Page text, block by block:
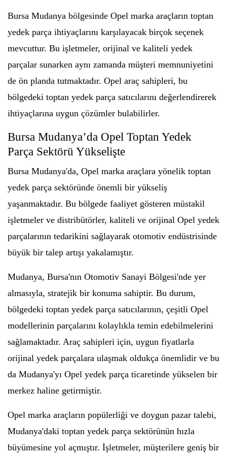
Bursa Mudanya bölgesinde Opel marka araçların toptan
yedek parça ihtiyaçlarını karşılayacak birçok seçenek
mevcuttur. Bu işletmeler, orijinal ve kaliteli yedek
parçalar sunarken aynı zamanda müşteri memnuniyetini
de ön planda tutmaktadır. Opel araç sahipleri, bu
bölgedeki toptan yedek parça satıcılarını değerlendirerek
ihtiyaçlarına uygun çözümler bulabilirler.
Bursa Mudanya’da Opel Toptan Yedek
Parça Sektörü Yükselişte
Bursa Mudanya'da, Opel marka araçlara yönelik toptan
yedek parça sektöründe önemli bir yükseliş
yaşanmaktadır. Bu bölgede faaliyet gösteren müstakil
işletmeler ve distribütörler, kaliteli ve orijinal Opel yedek
parçalarının tedarikini sağlayarak otomotiv endüstrisinde
büyük bir talep artışı yakalamıştır.
Mudanya, Bursa'nın Otomotiv Sanayi Bölgesi'nde yer
almasıyla, stratejik bir konuma sahiptir. Bu durum,
bölgedeki toptan yedek parça satıcılarının, çeşitli Opel
modellerinin parçalarını kolaylıkla temin edebilmelerini
sağlamaktadır. Araç sahipleri için, uygun fiyatlarla
orijinal yedek parçalara ulaşmak oldukça önemlidir ve bu
da Mudanya'yı Opel yedek parça ticaretinde yükselen bir
merkez haline getirmiştir.
Opel marka araçların popülerliği ve doygun pazar talebi,
Mudanya'daki toptan yedek parça sektörünün hızla
büyümesine yol açmıştır. İşletmeler, müşterilere geniş bir